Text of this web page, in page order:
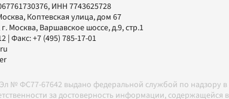
ИНН 7743625728
Коптевская улица, дом 67
Москва, Варшавское шоссе, д.9, стр.1
| Факс:+7 (495) 785-17-01
№ ФС77-67642 выдано федеральной службой по
за достоверность информации,